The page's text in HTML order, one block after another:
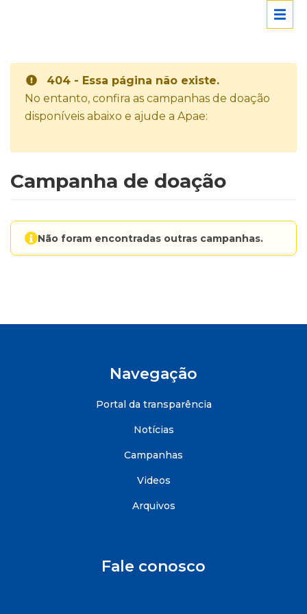
404 - Essa página não existe.
No entanto, confira as campanhas de doação
disponíveis abaixo e ajude a Apae:
Campanha de doação
Não foram encontradas outras campanhas.
Navegação
Portal da transparência
Notícias
Campanhas
Videos
Arquivos
Fale conosco